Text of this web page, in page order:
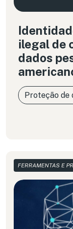
ilegal de
dados
Proteção de
FERRAMENTAS E